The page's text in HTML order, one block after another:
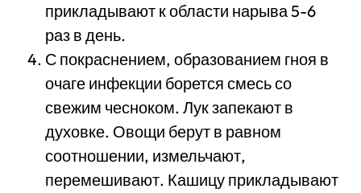
прикладывают к области нарыва 5-6
раз в день.
С покраснением, образованием гноя в
очаге инфекции борется смесь со
свежим чесноком. Лук запекают в
духовке. Овощи берут в равном
соотношении, измельчают,
перемешивают. Кашицу прикладывают